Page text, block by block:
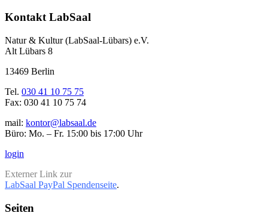
Kontakt LabSaal
Natur & Kultur (LabSaal-Lübars) e.V.
Alt Lübars 8
13469 Berlin
Tel. 030 41 10 75 75
Fax: 030 41 10 75 74
mail: kontor@labsaal.de
Büro: Mo. – Fr. 15:00 bis 17:00 Uhr
login
Externer Link zur
LabSaal PayPal Spendenseite.
Seiten